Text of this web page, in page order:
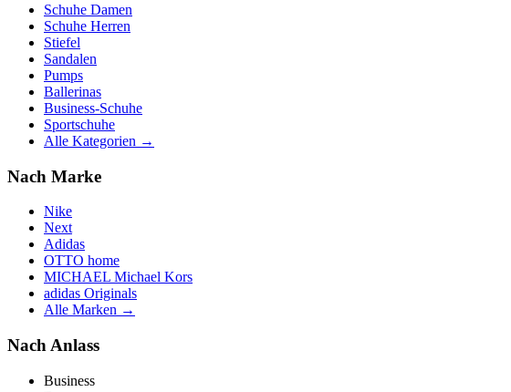
Schuhe Damen
Schuhe Herren
Stiefel
Sandalen
Pumps
Ballerinas
Business-Schuhe
Sportschuhe
Alle Kategorien →
Nach Marke
Nike
Next
Adidas
OTTO home
MICHAEL Michael Kors
adidas Originals
Alle Marken →
Nach Anlass
Business